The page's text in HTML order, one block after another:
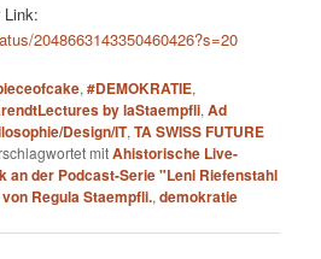
Link:
2048663143350460426?s=20
,#DEMOKRATIE,
by laStaempfli,Ad
Design/IT,TA SWISS FUTURE
mitAhistorische Live-
an der Podcast-Serie "Leni Riefenstahl
Regula Staempfli.,demokratie